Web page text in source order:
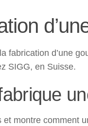
fabrication d’une
SIGG, en Suisse.
montre comment